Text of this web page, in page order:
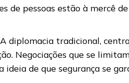
pessoas estão à mercê
A diplomacia tradicional,
Negociações que se
de que segurança se